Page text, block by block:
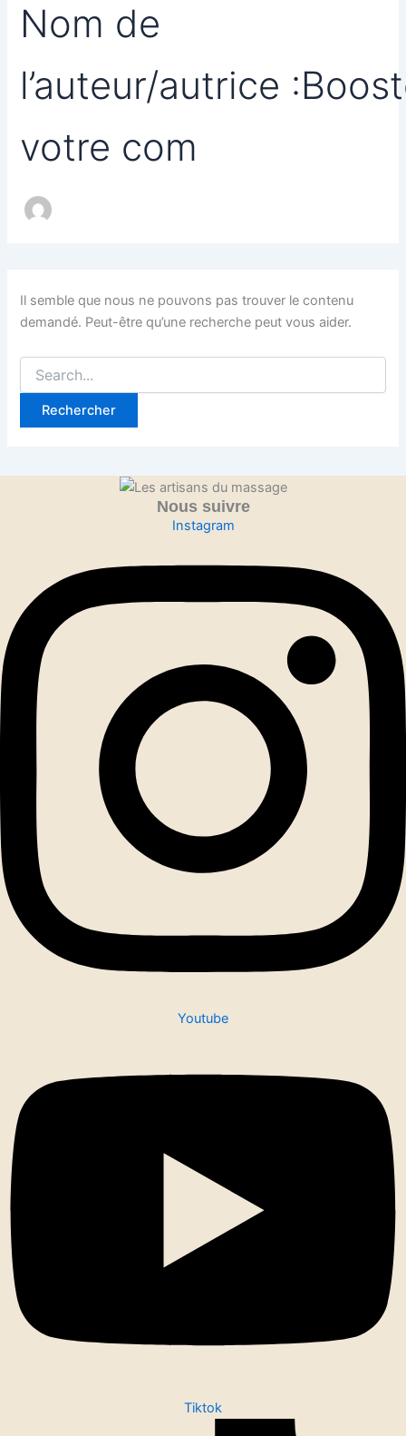
Nom de
l’auteur/autrice
votre com
Il semble que nous ne pouvons pas trouver le contenu
demandé. Peut-être qu’une recherche peut vous aider.
Nous suivre
Instagram
Youtube
Tiktok